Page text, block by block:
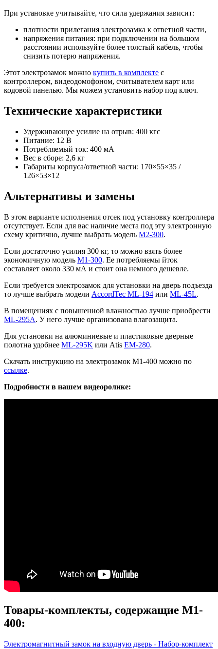
При установке учитывайте, что сила удержания зависит:
плотности прилегания электрозамка к ответной части,
напряжения питания: при подключении на большом
расстоянии используйте более толстый кабель, чтобы
снизить потерю напряжения.
Этот электрозамок можно купить в комплекте с
контроллером, видеодомофоном, считывателем карт или
кодовой панелью. Мы можем установить набор под ключ.
Технические характеристики
Удерживающее усилие на отрыв: 400 кгс
Питание: 12 В
Потребляемый ток: 400 мА
Вес в сборе: 2,6 кг
Габариты корпуса/ответной части: 170×55×35 /
126×53×12
Альтернативы и замены
В этом варианте исполнения отсек под установку контроллера
отсутствует. Если для вас наличие места под эту электронную
схему критично, лучше выбрать модель М2-300.
Если достаточно усилия 300 кг, то можно взять более
экономичную модель М1-300. Ее потребляемы йток
составляет около 330 мА и стоит она немного дешевле.
Если требуется электрозамок для установки на дверь подъезда
то лучше выбрать модели AccordTec ML-194 или ML-45L.
В помещениях с повышенной влажностью лучше приобрести
ML-295A. У него лучше организована влагозащита.
Для установки на алюминиевые и пластиковые дверные
полотна удобнее ML-295K или Atis EM-280.
Скачать инструкцию на электрозамок М1-400 можно по
ссылке.
Подробности в нашем видеоролике:
Товары-комплекты, содержащие М1-
400:
Электромагнитный замок на входную дверь - Набор-комплект